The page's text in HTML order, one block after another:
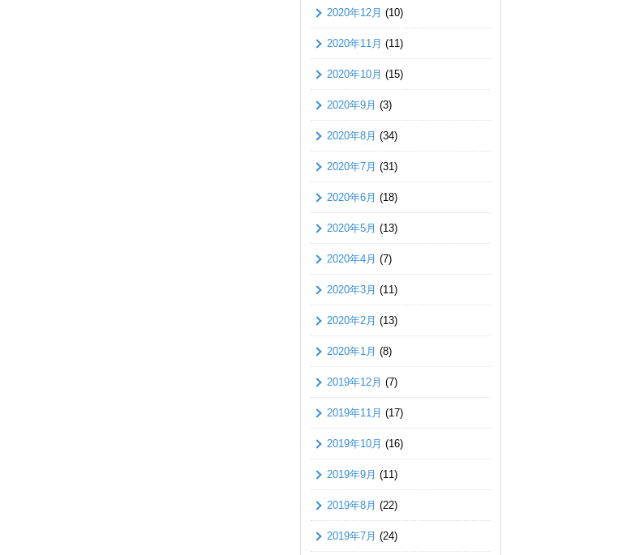
2020年12月 (10)
2020年11月 (11)
2020年10月 (15)
2020年9月 (3)
2020年8月 (34)
2020年7月 (31)
2020年6月 (18)
2020年5月 (13)
2020年4月 (7)
2020年3月 (11)
2020年2月 (13)
2020年1月 (8)
2019年12月 (7)
2019年11月 (17)
2019年10月 (16)
2019年9月 (11)
2019年8月 (22)
2019年7月 (24)